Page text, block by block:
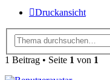
Druckansicht
1 Beitrag • Seite 1 von 1